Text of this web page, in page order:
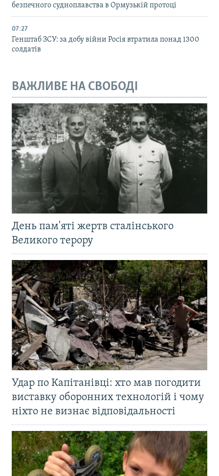
безпечного судноплавства в Ормузькій протоці
07:27
Генштаб ЗСУ: за добу війни Росія втратила понад 1300
солдатів
ВАЖЛИВЕ НА СВОБОДІ
День пам'яті жертв сталінського
Великого терору
Удар по Капітанівці: хто мав погодити
виставку оборонних технологій і чому
ніхто не визнає відповідальності